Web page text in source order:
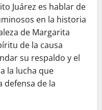
Juárez es hablar de
en la historia
de Margarita
de la causa
su respaldo y el
la lucha que
defensa de la